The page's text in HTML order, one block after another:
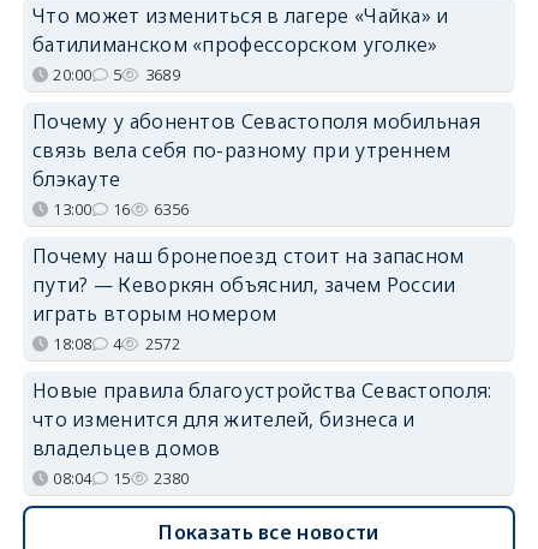
Что может измениться в лагере «Чайка» и
батилиманском «профессорском уголке»
20:00 5 3689
Почему у абонентов Севастополя мобильная
связь вела себя по-разному при утреннем
блэкауте
13:00 16 6356
Почему наш бронепоезд стоит на запасном
пути? — Кеворкян объяснил, зачем России
играть вторым номером
18:08 4 2572
Новые правила благоустройства Севастополя:
что изменится для жителей, бизнеса и
владельцев домов
08:04 15 2380
Показать все новости